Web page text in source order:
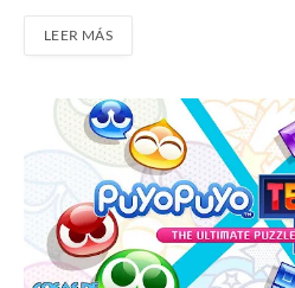
LEER MÁS